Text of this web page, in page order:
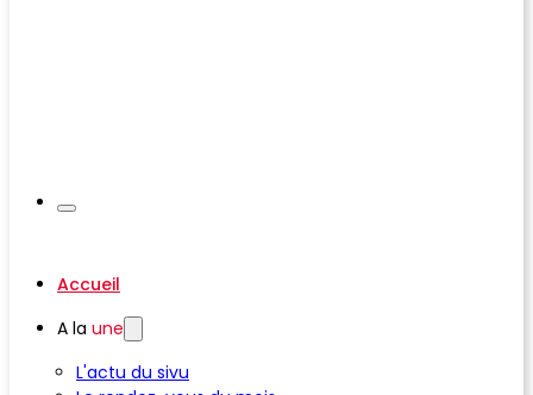
Accueil
A la une
L'actu du sivu